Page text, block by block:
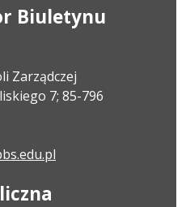
Biuletynu
Zarządczej
7; 85-796